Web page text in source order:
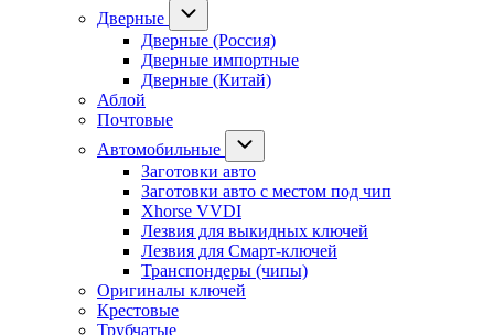
Дверные
Дверные (Россия)
Дверные импортные
Дверные (Китай)
Аблой
Почтовые
Автомобильные
Заготовки авто
Заготовки авто с местом под чип
Xhorse VVDI
Лезвия для выкидных ключей
Лезвия для Смарт-ключей
Транспондеры (чипы)
Оригиналы ключей
Крестовые
Трубчатые